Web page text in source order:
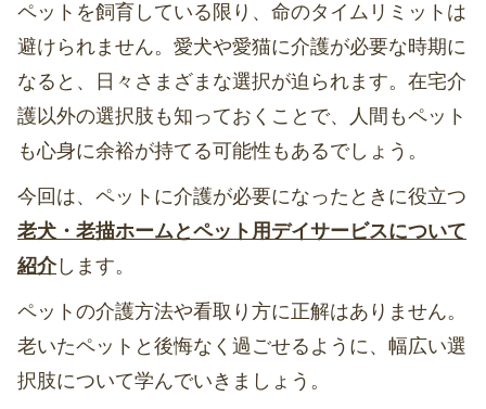
ペットを飼育している限り、命のタイムリミットは
避けられません。愛犬や愛猫に介護が必要な時期に
なると、日々さまざまな選択が迫られます。在宅介
護以外の選択肢も知っておくことで、人間もペット
も心身に余裕が持てる可能性もあるでしょう。
今回は、ペットに介護が必要になったときに役立つ
老犬・老描ホームとペット用デイサービスについて
紹介します。
ペットの介護方法や看取り方に正解はありません。
老いたペットと後悔なく過ごせるように、幅広い選
択肢について学んでいきましょう。